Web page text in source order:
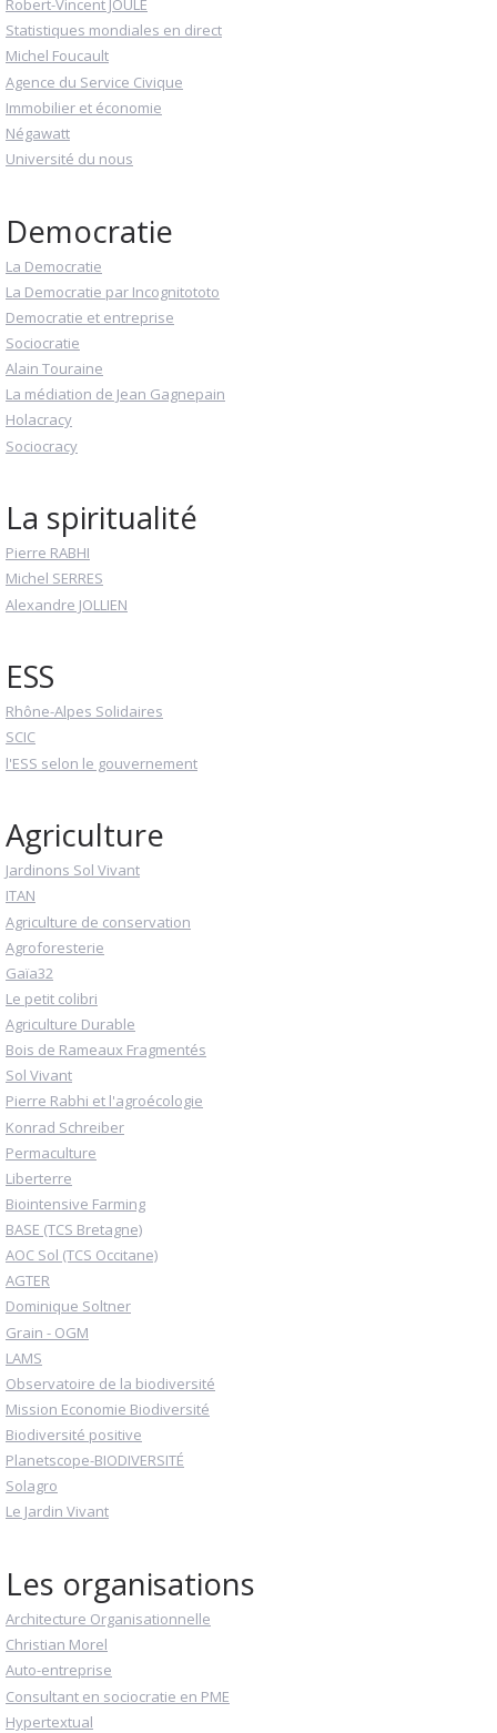
Robert-Vincent JOULE
Statistiques mondiales en direct
Michel Foucault
Agence du Service Civique
Immobilier et économie
Négawatt
Université du nous
Democratie
La Democratie
La Democratie par Incognitototo
Democratie et entreprise
Sociocratie
Alain Touraine
La médiation de Jean Gagnepain
Holacracy
Sociocracy
La spiritualité
Pierre RABHI
Michel SERRES
Alexandre JOLLIEN
ESS
Rhône-Alpes Solidaires
SCIC
l'ESS selon le gouvernement
Agriculture
Jardinons Sol Vivant
ITAN
Agriculture de conservation
Agroforesterie
Gaïa32
Le petit colibri
Agriculture Durable
Bois de Rameaux Fragmentés
Sol Vivant
Pierre Rabhi et l'agroécologie
Konrad Schreiber
Permaculture
Liberterre
Biointensive Farming
BASE (TCS Bretagne)
AOC Sol (TCS Occitane)
AGTER
Dominique Soltner
Grain - OGM
LAMS
Observatoire de la biodiversité
Mission Economie Biodiversité
Biodiversité positive
Planetscope-BIODIVERSITÉ
Solagro
Le Jardin Vivant
Les organisations
Architecture Organisationnelle
Christian Morel
Auto-entreprise
Consultant en sociocratie en PME
Hypertextual